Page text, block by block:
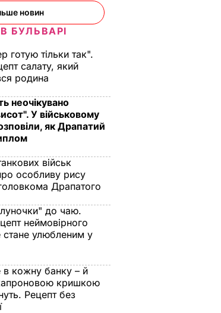
новин
БУЛЬВАРІ
готую тільки так".
салату, який
родина
неочікувано
У військовому
як Драпатий
військ
особливу рису
Драпатого
до чаю.
неймовірного
стане улюбленим у
кожну банку – й
кришкою
Рецепт без